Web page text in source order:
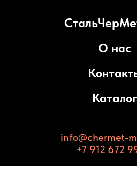
О нас
Каталог
info@chermet-
+7 912 672